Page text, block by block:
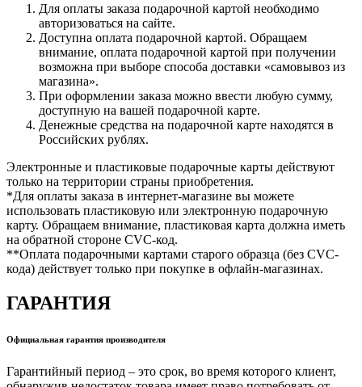
Для оплаты заказа подарочной картой необходимо
авторизоваться на сайте.
Доступна оплата подарочной картой. Обращаем
внимание, оплата подарочной картой при получении
возможна при выборе способа доставки «самовывоз из
магазина».
При оформлении заказа можно ввести любую сумму,
доступную на вашей подарочной карте.
Денежные средства на подарочной карте находятся в
Российских рублях.
Электронные и пластиковые подарочные карты действуют
только на территории страны приобретения.
*Для оплаты заказа в интернет-магазине вы можете
использовать пластиковую или электронную подарочную
карту. Обращаем внимание, пластиковая карта должна иметь
на обратной стороне CVC-код.
**Оплата подарочными картами старого образца (без CVC-
кода) действует только при покупке в офлайн-магазинах.
ГАРАНТИЯ
Официальная гарантия производителя
Гарантийный период – это срок, во время которого клиент,